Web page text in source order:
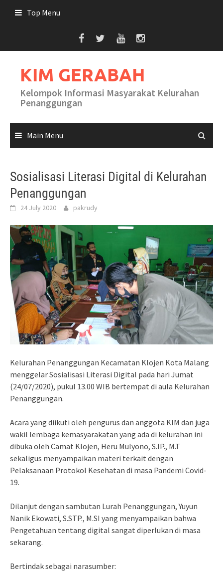
Top Menu
KIM GERABAH
Kelompok Informasi Masyarakat Kelurahan
Penanggungan
Main Menu
Sosialisasi Literasi Digital di Kelurahan
Penanggungan
24 July 2020 pakrudy
Kelurahan Penanggungan Kecamatan Klojen Kota Malang
menggelar Sosialisasi Literasi Digital pada hari Jumat
(24/07/2020), pukul 13.00 WIB bertempat di aula Kelurahan
Penanggungan.
Acara yang diikuti oleh pengurus dan anggota KIM dan juga
wakil lembaga kemasyarakatan yang ada di kelurahan ini
dibuka oleh Camat Klojen, Heru Mulyono, S.IP., M.T
sekaligus menyampaikan materi terkait dengan
Pelaksanaan Protokol Kesehatan di masa Pandemi Covid-
19.
Dilanjut dengan sambutan Lurah Penanggungan, Yuyun
Nanik Ekowati, S.STP., M.SI yang menyampaikan bahwa
Pengetahuan tentang digital sangat diperlukan di masa
sekarang.
Bertindak sebagai narasumber: